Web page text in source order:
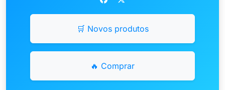
🛒 Novos produtos
🔥 Comprar